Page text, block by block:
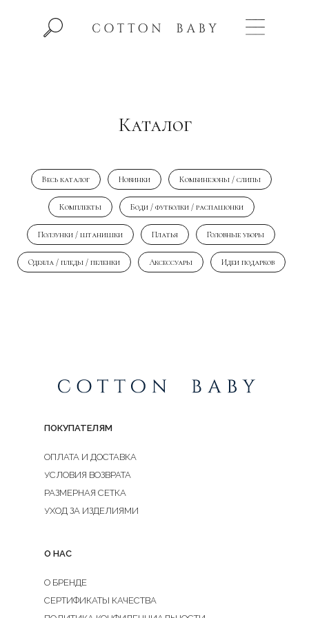
Каталог
Весь каталог Новинки Комбинезоны / слипы
Комплекты Боди / футболки / распашонки
Ползунки / штанишки Платья Головные уборы
Одеяла / пледы / пеленки Аксессуары Идеи подарков
ПОКУПАТЕЛЯМ
ОПЛАТА И ДОСТАВКА
УСЛОВИЯ ВОЗВРАТА
РАЗМЕРНАЯ СЕТКА
УХОД ЗА ИЗДЕЛИЯМИ
СЕРТИФИКАТЫ КАЧЕСТВА
О БРЕНДЕ
О НАС